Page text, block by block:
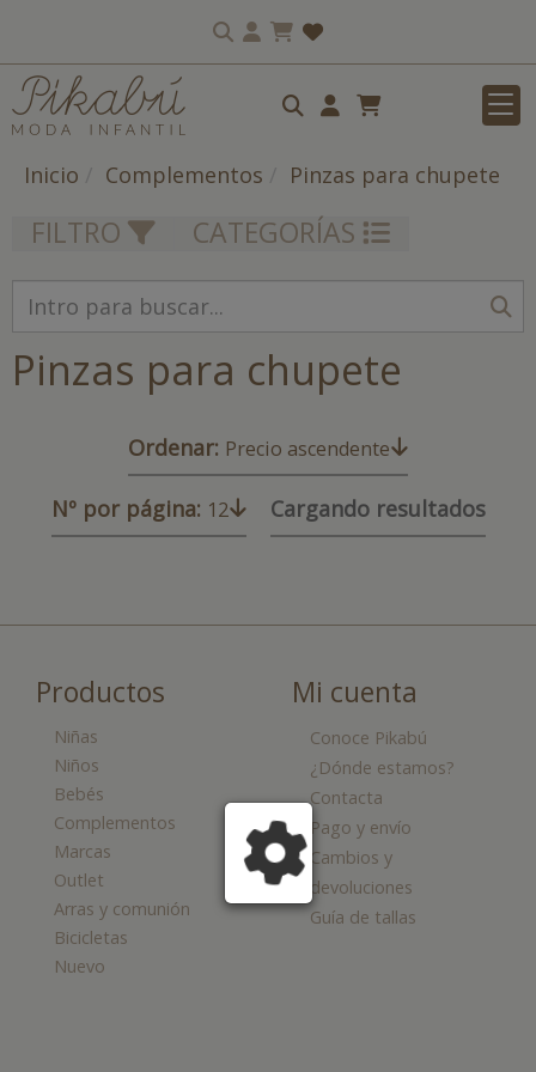
Inicio Complementos Pinzas para chupete
FILTRO CATEGORÍAS
Pinzas para chupete
Ordenar: Precio ascendente
Nº por página: 12 Cargando resultados
Productos
Niñas
Niños
Bebés
Complementos
Marcas
Outlet
Arras y comunión
Bicicletas
Nuevo
Mi cuenta
Conoce Pikabú
¿Dónde estamos?
Contacta
Pago y envío
Cambios y
devoluciones
Guía de tallas